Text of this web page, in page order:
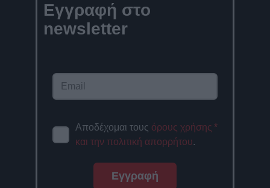
Εγγραφή στο
newsletter
Αποδέχομαι τους όρους χρήσης
και την πολιτική απορρήτου.
*
Εγγραφή